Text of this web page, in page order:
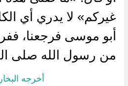
غيركم» لا يدري أي
أبو موسى فرجعنا،
من رسول الله صلى
أخرجه